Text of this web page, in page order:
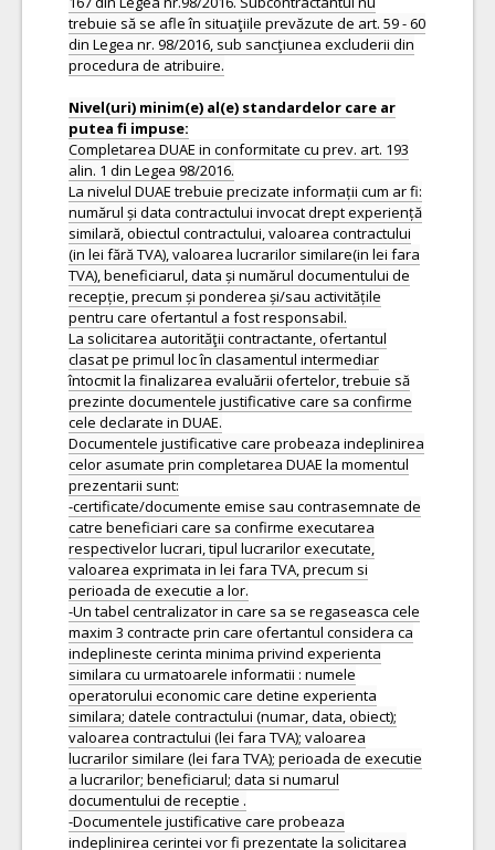
trebuie să se afle în situaţiile prevăzute de art. 59 - 60
din Legea nr. 98/2016, sub sancţiunea excluderii din
procedura de atribuire.
Nivel(uri) minim(e) al(e) standardelor care ar
Completarea DUAE in conformitate cu prev. art. 193
alin. 1 din Legea 98/2016.
La nivelul DUAE trebuie precizate informații cum ar fi:
numărul și data contractului invocat drept experiență
similară, obiectul contractului, valoarea contractului
(in lei fără TVA), valoarea lucrarilor similare(in lei fara
TVA), beneficiarul, data și numărul documentului de
recepție, precum și ponderea și/sau activitățile
pentru care ofertantul a fost responsabil.
La solicitarea autorităţii contractante, ofertantul
clasat pe primul loc în clasamentul intermediar
întocmit la finalizarea evaluării ofertelor, trebuie să
prezinte documentele justificative care sa confirme
cele declarate in DUAE.
Documentele justificative care probeaza indeplinirea
celor asumate prin completarea DUAE la momentul
prezentarii sunt:
-certificate/documente emise sau contrasemnate de
catre beneficiari care sa confirme executarea
respectivelor lucrari, tipul lucrarilor executate,
valoarea exprimata in lei fara TVA, precum si
perioada de executie a lor.
-Un tabel centralizator in care sa se regaseasca cele
maxim 3 contracte prin care ofertantul considera ca
indeplineste cerinta minima privind experienta
similara cu urmatoarele informatii : numele
operatorului economic care detine experienta
similara; datele contractului (numar, data, obiect);
valoarea contractului (lei fara TVA); valoarea
lucrarilor similare (lei fara TVA); perioada de executie
a lucrarilor; beneficiarul; data si numarul
documentului de receptie .
-Documentele justificative care probeaza
indeplinirea cerintei vor fi prezentate la solicitarea